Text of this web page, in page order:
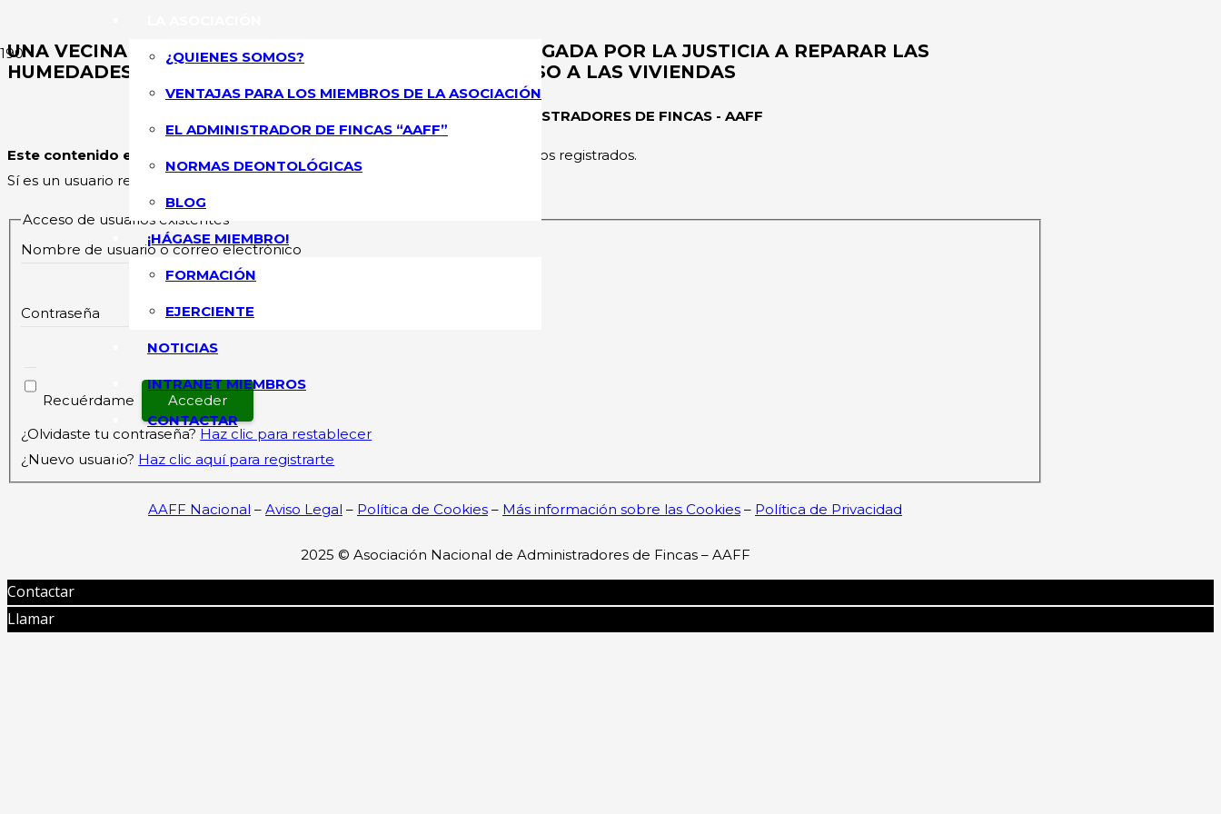
¿QUIENES SOMOS?
VENTAJAS PARA LOS MIEMBROS DE LA ASOCIACIÓN
EL ADMINISTRADOR DE FINCAS “AAFF”
NORMAS DEONTOLÓGICAS
BLOG
¡HÁGASE MIEMBRO!
FORMACIÓN
EJERCIENTE
NOTICIAS
INTRANET MIEMBROS
CONTACTAR
UNA VECINA DEMANDA A LA COMUNIDAD QUE ES OBLIGADA POR LA JUSTICIA A REPARAR LAS
HUMEDADES DE LAS ZONAS COMUNES QUE DAN ACCESO A LAS VIVIENDAS
ASOCIACIÓN NACIONAL DE ADMINISTRADORES DE FINCAS - AAFF
Este contenido esta restringido
y su acceso solo está permitido a los usuarios registrados.
Sí es un usuario registrado, por favor inicie sesión.
Acceso de usuarios existentes
Nombre de usuario o correo electrónico
Contraseña
Recuérdame
¿Olvidaste tu contraseña? Haz clic para restablecer
¿Nuevo usuario? Haz clic aquí para registrarte
AAFF Nacional – Aviso Legal – Política de Cookies – Más información sobre las Cookies – Política de Privacidad
2025 © Asociación Nacional de Administradores de Fincas – AAFF
Contactar
Llamar